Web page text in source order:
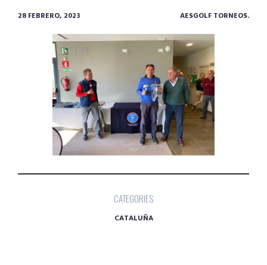
28 FEBRERO, 2023 AESGOLF TORNEOS.
CATEGORIES
CATALUÑA